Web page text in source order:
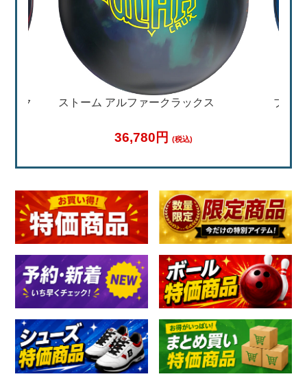
個人情報保護方針
サイトポリシー
更新履歴一覧
ブランズウィック ニューメズマライズ
34,650円(税込)
スト